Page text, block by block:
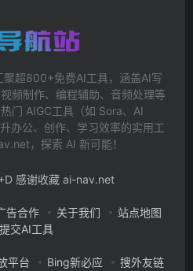
超800+免费AI工具，涵盖AI写
频制作、编程辅助、音频处理等
门 AIGC工具（如 Sora、AI
办公、创作、学习效率的实用工
，探索 AI 新可能！
感谢收藏 ai-nav.net
告合作 关于我们
站点地图
提交AI工具
平台 Bing新必应 搜外友链